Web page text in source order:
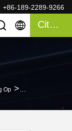
+86-189-2289-9266
Citaat
Op >